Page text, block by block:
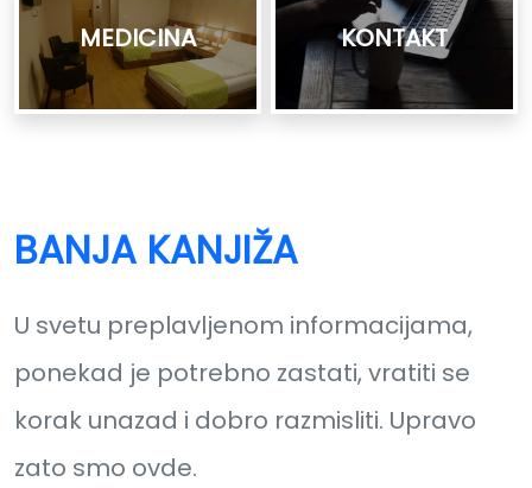
MEDICINA KONTAKT
BANJA KANJIŽA
U svetu preplavljenom informacijama,
ponekad je potrebno zastati, vratiti se
korak unazad i dobro razmisliti. Upravo
zato smo ovde.